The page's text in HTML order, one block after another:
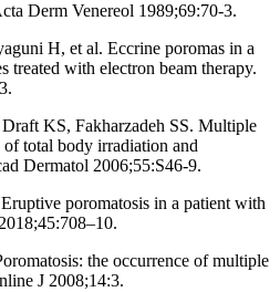
Derm Venereol 1989;69:70-3.
H, et al. Eccrine poromas in a
treated with electron beam therapy.
KS, Fakharzadeh SS. Multiple
total body irradiation and
Dermatol 2006;55:S46-9.
poromatosis in a patient with
the occurrence of multiple
J 2008;14:3.